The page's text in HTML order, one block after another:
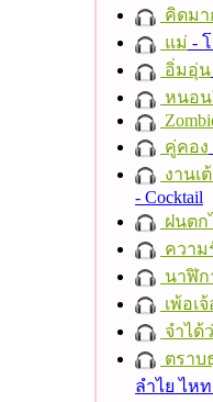
คิดมา
แม่ -
อิ่มอุ่น
หนอน
คู่คอง
งานเ
- Cocktail
ฝนตก
ความ
นาฬิก
เพ้อเ
จำได้
ตราบ
ลำไย ไห